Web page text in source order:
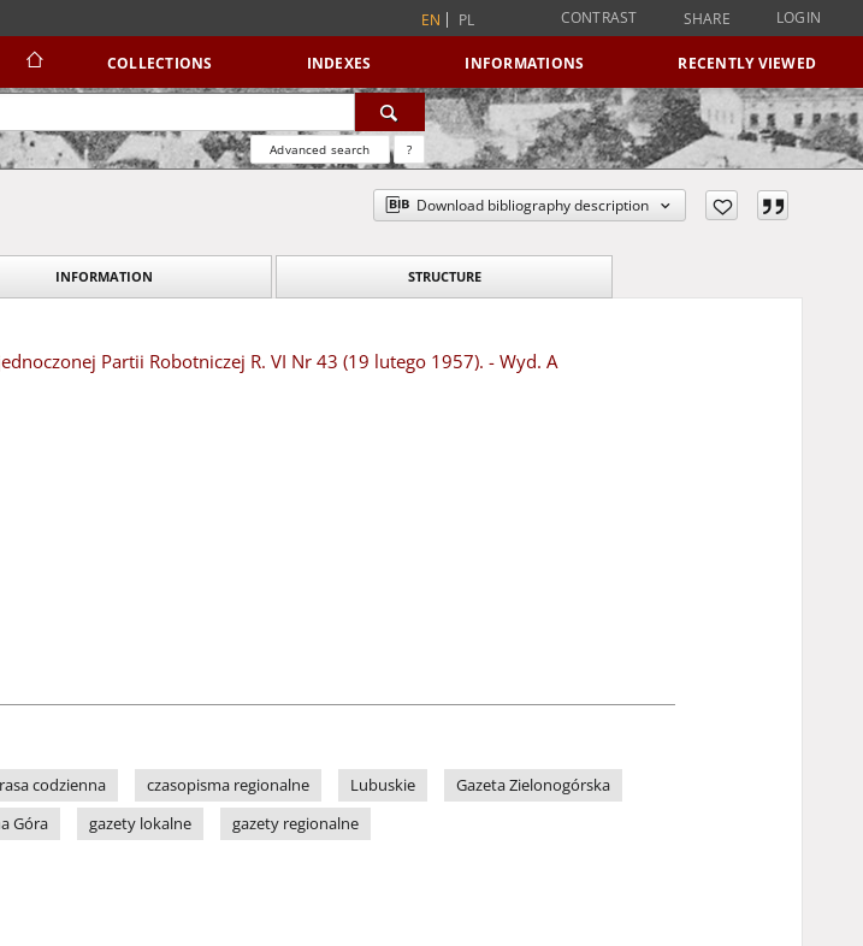
EN PL CONTRAST SHARE LOGIN
COLLECTIONS INDEXES INFORMATIONS RECENTLY VIEWED
Advanced search ?
Download bibliography description
INFORMATION STRUCTURE
Partii Robotniczej R. VI Nr 43 (19 lutego 1957). - Wyd. A
codzienna czasopisma regionalne Lubuskie
Gazeta Zielonogórska
Góra gazety lokalne gazety regionalne